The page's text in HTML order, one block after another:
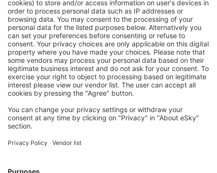
Rezervare fără griji cu opțiune gratuită de anulare.
Economiseşte mai mult
Prețuri atractive și oferte speciale pentru utilizatorii
conectați.
Cazarea preferată
Alege din peste 1,3 mil. de opţiuni: hoteluri, cabane,
Cele mai căutate cazări de către utilizatorii eSky